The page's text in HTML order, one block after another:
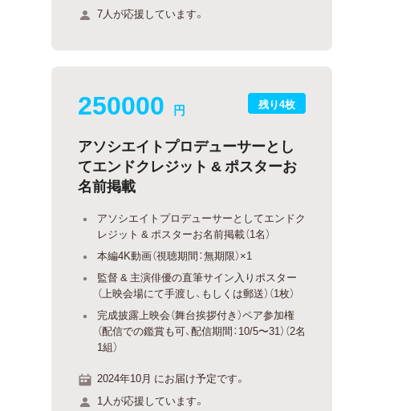
7人が応援しています。
残り4枚
250000 円
アソシエイトプロデューサーとし
てエンドクレジット & ポスターお
名前掲載
アソシエイトプロデューサーとしてエンドク
レジット & ポスターお名前掲載（1名）
本編4K動画（視聴期間：無期限）×1
監督 & 主演俳優の直筆サイン入りポスター
（上映会場にて手渡し、もしくは郵送）（1枚）
完成披露上映会（舞台挨拶付き）ペア参加権
（配信での鑑賞も可、配信期間：10/5〜31）（2名
1組）
2024年10月 にお届け予定です。
1人が応援しています。